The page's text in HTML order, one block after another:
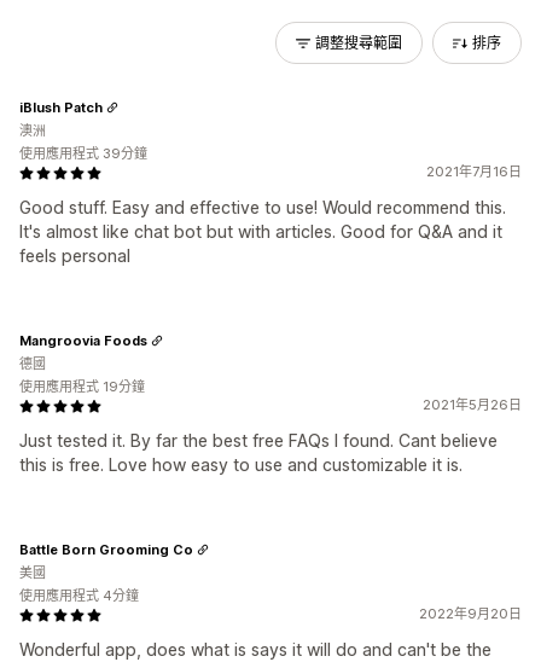
調整搜尋範圍 排序
2021年7月16日
Good stuff. Easy and effective to use! Would recommend this.
It's almost like chat bot but with articles. Good for Q&A and it
feels personal
iBlush Patch
澳洲
使用應用程式 39分鐘
2021年5月26日
Just tested it. By far the best free FAQs I found. Cant believe
this is free. Love how easy to use and customizable it is.
Mangroovia Foods
德國
使用應用程式 19分鐘
2022年9月20日
Wonderful app, does what is says it will do and can't be the
Battle Born Grooming Co
美國
使用應用程式 4分鐘